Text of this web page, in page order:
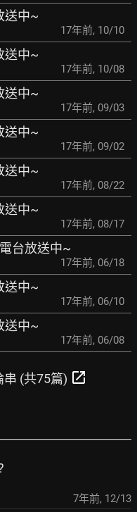
送中~
17年前, 10/10
送中~
17年前, 10/08
送中~
17年前, 09/03
送中~
17年前, 09/02
送中~
17年前, 08/22
送中~
17年前, 08/17
台放送中~
17年前, 06/18
送中~
17年前, 06/10
送中~
17年前, 06/08
(共75篇) open_in_new
7年前, 12/13